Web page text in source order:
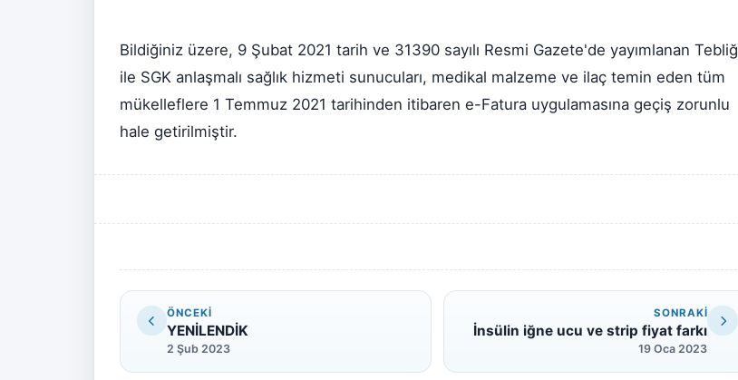
Bildiğiniz üzere, 9 Şubat 2021 tarih ve 31390 sayılı Resmi Gazete'de yayımlanan Tebliğ
ile SGK anlaşmalı sağlık hizmeti sunucuları, medikal malzeme ve ilaç temin eden tüm
mükelleflere 1 Temmuz 2021 tarihinden itibaren e-Fatura uygulamasına geçiş zorunlu
hale getirilmiştir.
ÖNCEKI
YENİLENDİK
2 Şub 2023
SONRAKI
İnsülin iğne ucu ve strip fiyat farkı
19 Oca 2023